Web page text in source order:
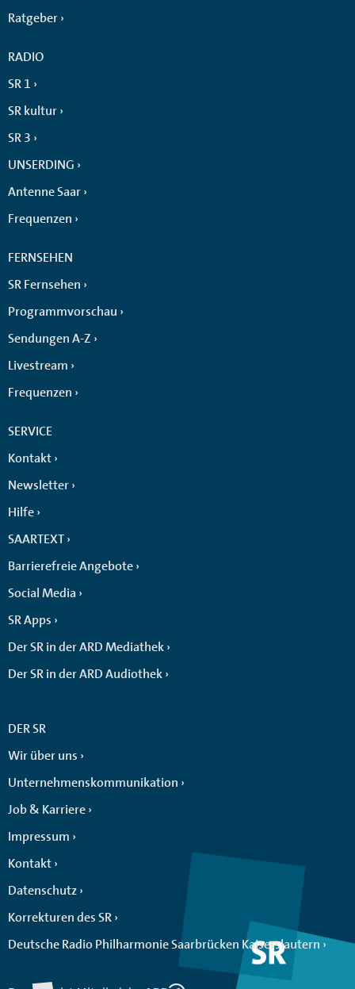
Ratgeber
RADIO
SR 1
SR kultur
SR 3
UNSERDING
Antenne Saar
Frequenzen
FERNSEHEN
SR Fernsehen
Programmvorschau
Sendungen A-Z
Livestream
Frequenzen
SERVICE
Kontakt
Newsletter
Hilfe
SAARTEXT
Barrierefreie Angebote
Social Media
SR Apps
Der SR in der ARD Mediathek
Der SR in der ARD Audiothek
DER SR
Wir über uns
Unternehmenskommunikation
Job & Karriere
Impressum
Kontakt
Datenschutz
Korrekturen des SR
Deutsche Radio Philharmonie Saarbrücken Kaiserslautern